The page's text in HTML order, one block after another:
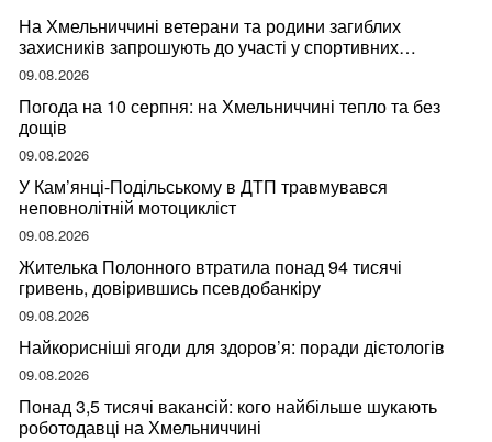
На Хмельниччині ветерани та родини загиблих
захисників запрошують до участі у спортивних
змаганнях
09.08.2026
Погода на 10 серпня: на Хмельниччині тепло та без
дощів
09.08.2026
У Кам’янці-Подільському в ДТП травмувався
неповнолітній мотоцикліст
09.08.2026
Жителька Полонного втратила понад 94 тисячі
гривень, довірившись псевдобанкіру
09.08.2026
Найкорисніші ягоди для здоров’я: поради дієтологів
09.08.2026
Понад 3,5 тисячі вакансій: кого найбільше шукають
роботодавці на Хмельниччині